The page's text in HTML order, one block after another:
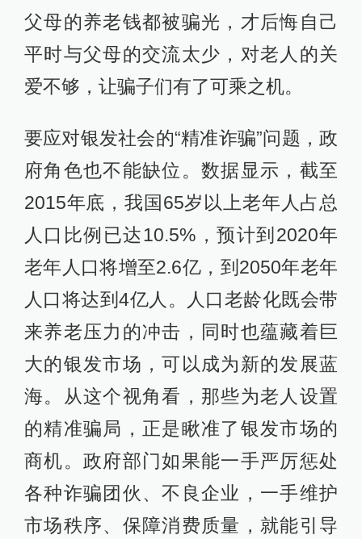
父母的养老钱都被骗光，才后悔自己
平时与父母的交流太少，对老人的关
爱不够，让骗子们有了可乘之机。
要应对银发社会的“精准诈骗”问题，政
府角色也不能缺位。数据显示，截至
2015年底，我国65岁以上老年人占总
人口比例已达10.5%，预计到2020年
老年人口将增至2.6亿，到2050年老年
人口将达到4亿人。人口老龄化既会带
来养老压力的冲击，同时也蕴藏着巨
大的银发市场，可以成为新的发展蓝
海。从这个视角看，那些为老人设置
的精准骗局，正是瞅准了银发市场的
商机。政府部门如果能一手严厉惩处
各种诈骗团伙、不良企业，一手维护
市场秩序、保障消费质量，就能引导